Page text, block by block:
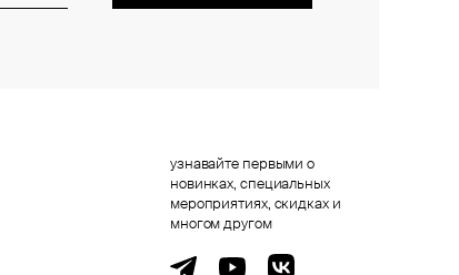
узнавайте первыми о
новинках, специальных
мероприятиях, скидках и
многом другом